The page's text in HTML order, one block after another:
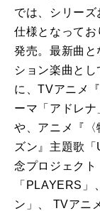
では、シリー
仕様となって
発売。最新曲
ション楽曲と
に、TVアニメ
ーマ「アドレナ
や、アニメ『
ズン』主題歌
念プロジェク
「PLAYERS
ン」、 TVアニ